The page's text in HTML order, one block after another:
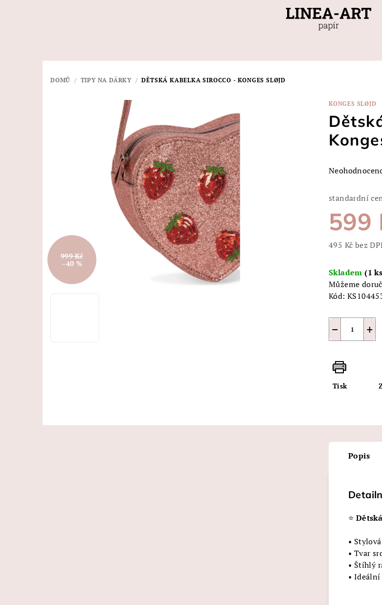
DOMŮ / TIPY NA DÁRKY / DĚTSKÁ KABELKA SIROCCO - KONGES SLØJD
KONGES SLØJD
Průměrné
produktu
0,0
z
5
standardní
599
495 Kč bez
cena:
Skladem(1
Můžeme
Kód:
+
−
Tisk
999 Kč
–40 %
Popis
⭐
•
• Tvar
• Štíhlý
•